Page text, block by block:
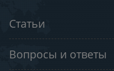
Статьи
Вопросы и ответы